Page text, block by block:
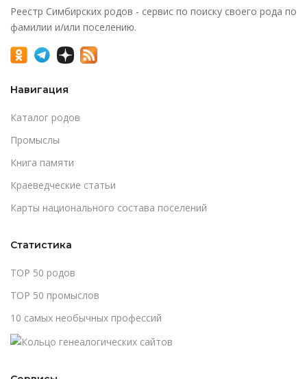
Реестр Симбирских родов - сервис по поиску своего рода по
фамилии и/или поселению.
Навигация
Каталог родов
Промыслы
Книга памяти
Краеведческие статьи
Карты национального состава поселений
Статистика
TOP 50 родов
TOP 50 промыслов
10 самых необычных профессий